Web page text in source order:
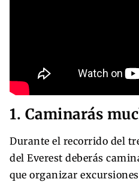
1. Caminarás
Durante el recorrido del
del Everest deberás
que organizar